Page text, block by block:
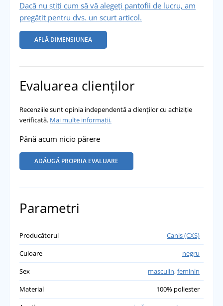
Dacă nu știți cum să vă alegeți pantofii de lucru, am
pregătit pentru dvs. un scurt articol.
AFLĂ DIMENSIUNEA
Evaluarea clienților
Recenziile sunt opinia independentă a clienților cu achiziție
verificată. Mai multe informații.
Până acum nicio părere
ADĂUGĂ PROPRIA EVALUARE
Parametri
Producătorul
Canis (CXS)
Culoare
negru
Sex
masculin,feminin
Material
100% poliester